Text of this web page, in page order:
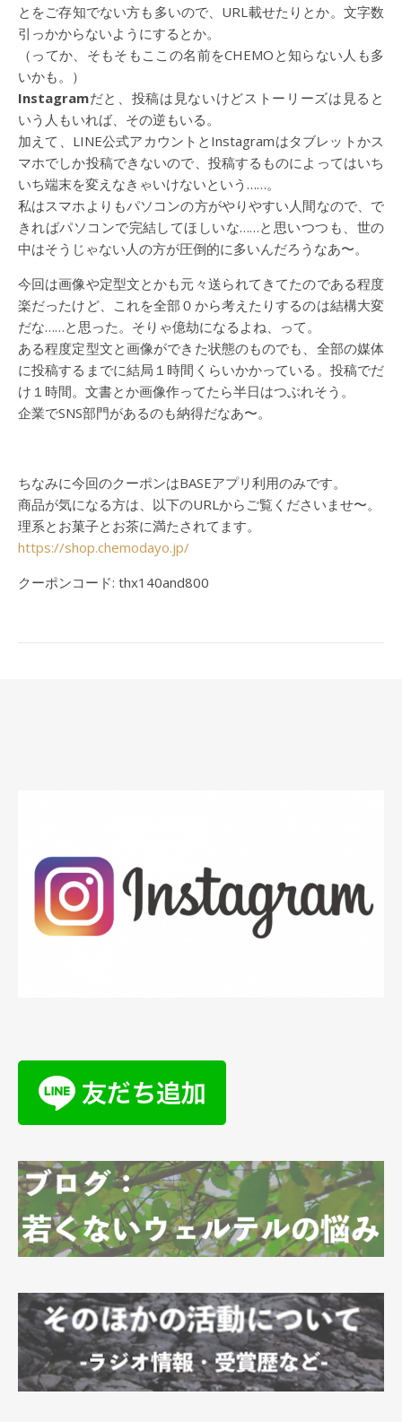
とをご存知でない方も多いので、URL載せたりとか。文字数
引っかからないようにするとか。
（ってか、そもそもここの名前をCHEMOと知らない人も多
いかも。）
Instagramだと、投稿は見ないけどストーリーズは見ると
いう人もいれば、その逆もいる。
加えて、LINE公式アカウントとInstagramはタブレットかス
マホでしか投稿できないので、投稿するものによってはいち
いち端末を変えなきゃいけないという……。
私はスマホよりもパソコンの方がやりやすい人間なので、で
きればパソコンで完結してほしいな……と思いつつも、世の
中はそうじゃない人の方が圧倒的に多いんだろうなあ〜。
今回は画像や定型文とかも元々送られてきてたのである程度
楽だったけど、これを全部０から考えたりするのは結構大変
だな……と思った。そりゃ億劫になるよね、って。
ある程度定型文と画像ができた状態のものでも、全部の媒体
に投稿するまでに結局１時間くらいかかっている。投稿でだ
け１時間。文書とか画像作ってたら半日はつぶれそう。
企業でSNS部門があるのも納得だなあ〜。
ちなみに今回のクーポンはBASEアプリ利用のみです。
商品が気になる方は、以下のURLからご覧くださいませ〜。
理系とお菓子とお茶に満たされてます。
https://shop.chemodayo.jp/
クーポンコード: thx140and800